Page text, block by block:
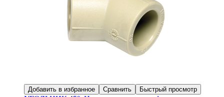
Добавить в избранное Сравнить Быстрый просмотр